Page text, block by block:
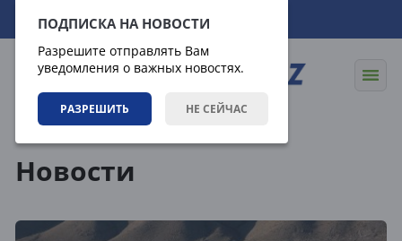
ПОДПИСКА НА НОВОСТИ
Разрешите отправлять Вам
уведомления о важных новостях.
РАЗРЕШИТЬ НЕ СЕЙЧАС
09.08.2026 08:04:47
Новости